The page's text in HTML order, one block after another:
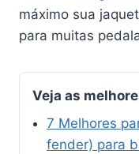
máximo sua
para muitas
Veja as
7 Melhores
fender) para